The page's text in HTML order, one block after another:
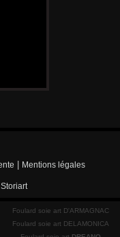
Mentions légales
Storiart
Foulard soie art D'ARMAGNAC
Foulard soie art DELAMONICA